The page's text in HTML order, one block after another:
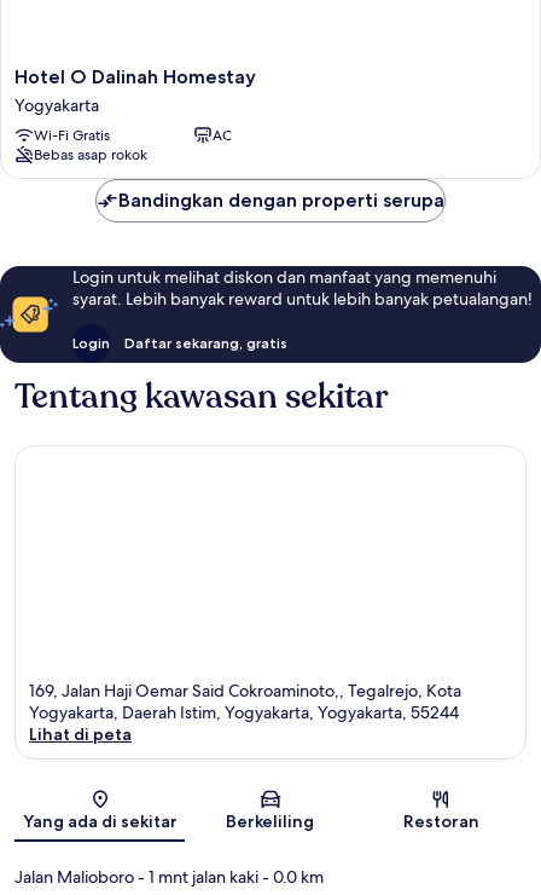
Hotel
O
Dalinah
Homestay
Yogyakarta
Hotel O Dalinah Homestay
Yogyakarta
Wi-Fi Gratis
AC
Bebas asap rokok
Bandingkan dengan properti serupa
Login untuk melihat diskon dan manfaat yang memenuhi
syarat. Lebih banyak reward untuk lebih banyak petualangan!
Login Daftar sekarang, gratis
Tentang kawasan sekitar
169, Jalan Haji Oemar Said Cokroaminoto,, Tegalrejo, Kota
Yogyakarta, Daerah Istim, Yogyakarta, Yogyakarta, 55244
Lihat di peta
Yang ada di sekitar Berkeliling Restoran
Jalan Malioboro- 1 mnt jalan kaki- 0.0 km